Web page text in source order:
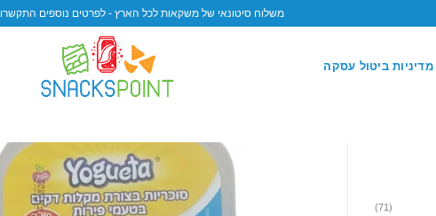
משלוח סיטונאי של משקאות לכל הארץ - לפרטים נוספים התקשרו 052-5036616
מדיניות ביטול עסקה
(71)